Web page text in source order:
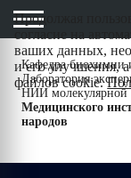
Кафедра биохимии
Лаборатория
НИИ молекулярной
Медицинского
народов
Продолжая
ваших данных,
и его улучшения,
файлов cookie.